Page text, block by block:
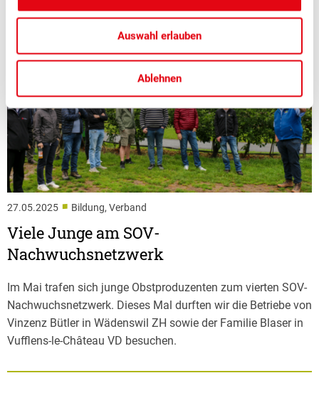
Auswahl erlauben
Ablehnen
27.05.2025 ■ Bildung, Verband
Viele Junge am SOV-
Nachwuchsnetzwerk
Im Mai trafen sich junge Obstproduzenten zum vierten SOV-
Nachwuchsnetzwerk. Dieses Mal durften wir die Betriebe von
Vinzenz Bütler in Wädenswil ZH sowie der Familie Blaser in
Vufflens-le-Château VD besuchen.